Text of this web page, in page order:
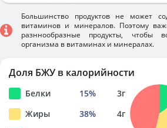
Большинство продуктов не может
витаминов и минералов. Поэтому
разннообразные продукты, чтобы
организма в витаминах и минералах.
Доля БЖУ в калорийности
Белки 15% 3г
Жиры
38% 4г